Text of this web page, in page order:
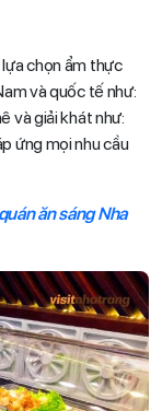
lựa chọn ẩm thực
và quốc tế như:
và giải khát như:
ứng mọi nhu cầu
quán ăn sáng Nha